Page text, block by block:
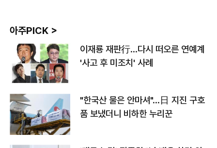
아주PICK >
이재룡 재판行…다시 떠오른 연예계
'사고 후 미조치' 사례
"한국산 물은 안마셔"…日 지진 구호
품 보냈더니 비하한 누리꾼